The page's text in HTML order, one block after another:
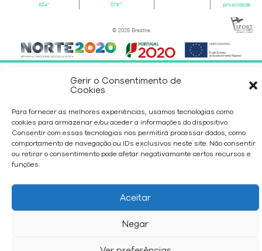
Gerir o Consentimento de
Cookies
Para fornecer as melhores experiências, usamos tecnologias como
cookies para armazenar e/ou aceder a informações do dispositivo.
Consentir com essas tecnologias nos permitirá processar dados, como
comportamento de navegação ou IDs exclusivos neste site. Não consentir
ou retirar o consentimento pode afetar negativamante certos recursos e
funções.
Aceitar
Negar
504*
075**
privacidade
© 2026 Breathe